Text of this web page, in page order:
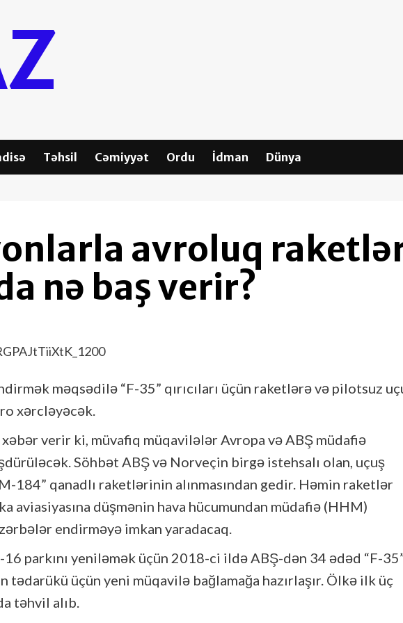
Təhsil Cəmiyyət Ordu İdman Dünya
avroluq
nə baş verir?
məqsədilə “F-35” qırıcıları üçün raketlərə və pilotsuz
xərcləyəcək.
verir ki, müvafiq müqavilələr Avropa və ABŞ müdafiə
Söhbət ABŞ və Norveçin birgə istehsalı olan, uçuş
184” qanadlı raketlərinin alınmasından gedir. Həmin raketlər
aviasiyasına düşmənin hava hücumundan müdafiə (HHM)
endirməyə imkan yaradacaq.
parkını yeniləmək üçün 2018-ci ildə ABŞ-dən 34 ədəd “F-
tədarükü üçün yeni müqavilə bağlamağa hazırlaşır. Ölkə ilk üç
təhvil alıb.